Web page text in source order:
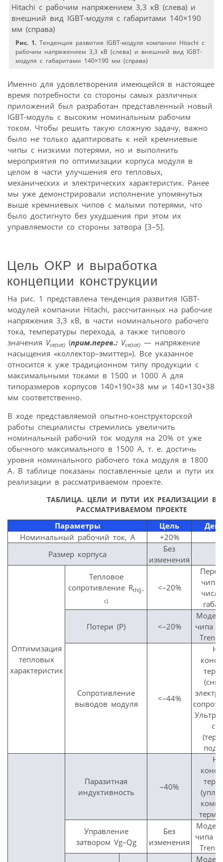
Рис. 1. Тенденция развития IGBT-модуля компании Hitachi с
рабочим напряжением 3,3 кВ (слева) и внешний вид IGBT-
модуля с габаритами 140×190 мм (справа)
Именно для удовлетворения имеющейся в настоящее
время потребности со стороны самых различных
приложений был разработан представленный новый
IGBT-модуль с высоким номинальным рабочим
током. Чтобы решить такую сложную задачу, важно
было не только адаптировать к ней кремниевые
чипы с низкими потерями, но и выполнить
мероприятия по оптимизации корпуса модуля в
целом в части улучшения его тепловых,
механических и электрических характеристик. Ранее
мы уже демонстрировали исполнение упомянутых
выше кремниевых чипов с малыми потерями, что
было достигнуто без ухудшения при этом их
управляемости со стороны затвора [3–5].
Цель ОКР и выработка
концепции конструкции
На рис. 1 представлена тенденция развития IGBT-
модулей компании Hitachi, рассчитанных на рабочие
напряжения 3,3 кВ, в части номинального рабочего
тока, температуры перехода, а также типового
значения Vce(sat) (прим.перев.: Vce(sat) — напряжение
насыщения «коллектор–эмиттер»). Все указанное
относится к уже традиционном типу продукции с
максимальными токами в 1500 и 1000 A для
типоразмеров корпусов 140×190×38 мм и 140×130×38
мм соответственно.
В ходе представляемой опытно-конструкторской
работы специалисты стремились увеличить
номинальный рабочий ток модуля на 20% от уже
обычного максимального в 1500 A, т. е. достичь
уровня номинального рабочего тока модуля в 1800
A. В таблице показаны поставленные цели и пути их
реализации в рассматриваемом проекте.
ТАБЛИЦА. ЦЕЛИ И ПУТИ ИХ РЕАЛИЗАЦИИ В
РАССМАТРИВАЕМОМ ПРОЕКТЕ
Параметры Цель
Номинальный рабочий ток, А
+20%
Размер корпуса
Без
изменения
Оптимизация
тепловых
характеристик
Тепловое
сопротивление Rth(j–
c)
<–20%
чипа
Потери (P) <–20%
чипа
Сопротивление
выводов модуля
<–44%
Паразитная
индуктивность
–40%
Управление
затвором Vg–Qg
Без
изменения
чипа